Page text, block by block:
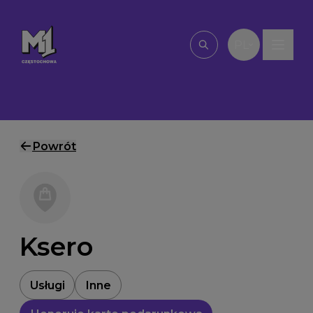
Wpisz, czego
Powrót
Ksero
Usługi Inne